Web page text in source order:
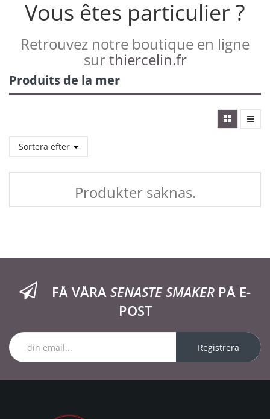
Vous êtes particulier ?
Retrouvez notre boutique en ligne
surthiercelin.fr
Produits de la mer
Sortera efter
Produkter saknas.
FÅ VÅRA SENASTE SMAKER PÅ E-
POST
Registrera